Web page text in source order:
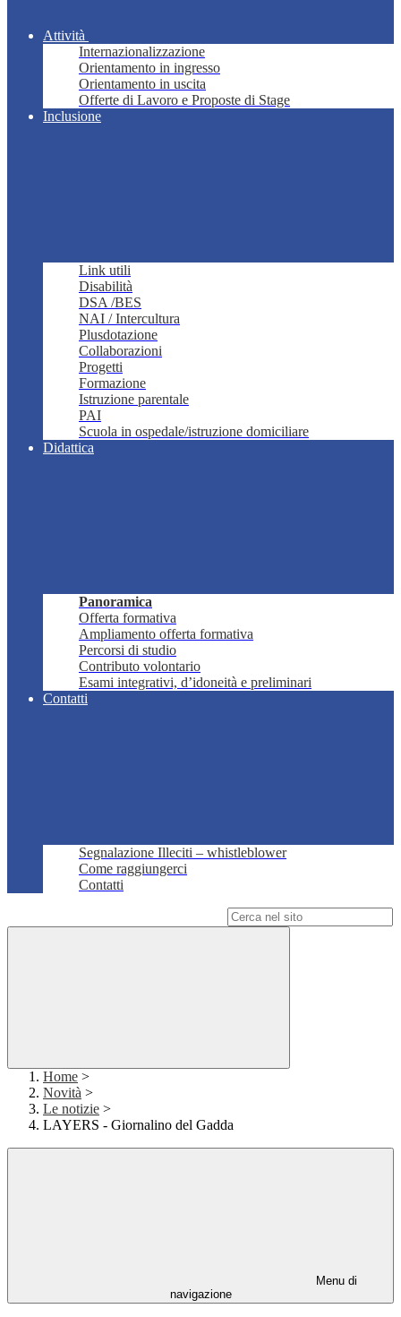
Attività
Internazionalizzazione
Orientamento in ingresso
Orientamento in uscita
Offerte di Lavoro e Proposte di Stage
Inclusione
Link utili
Disabilità
DSA /BES
NAI / Intercultura
Plusdotazione
Collaborazioni
Progetti
Formazione
Istruzione parentale
PAI
Scuola in ospedale/istruzione domiciliare
Didattica
Panoramica
Offerta formativa
Ampliamento offerta formativa
Percorsi di studio
Contributo volontario
Esami integrativi, d’idoneità e preliminari
Contatti
Segnalazione Illeciti – whistleblower
Come raggiungerci
Contatti
Home >
Novità >
Le notizie >
LAYERS - Giornalino del Gadda
Menu di
navigazione